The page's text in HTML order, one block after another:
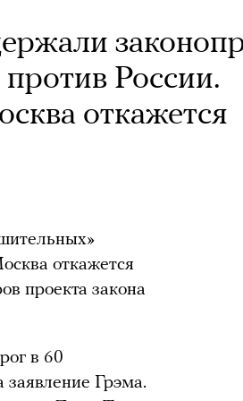
России.
откажется
откажется
проекта закона
в 60
заявление Грэма.